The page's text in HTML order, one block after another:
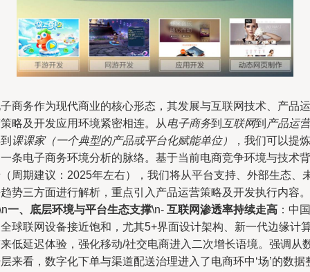
商务作为现代商业的核心形态，其发展与互联网技术、产品运
略及开发应用环境紧密相连。从电子商务到 互联网到 产品运营
课课家（一个典型的产品或平台化赋能单位）
，我们可以提炼
条电子商务环境分析的脉络。基于当前电商竞争环境与技术背
周期建议：2025年左右），我们将从平台支持、外部生态、
势三方面进行解析，重点引入产品运营策略及开发执行内容。
一、底层环境与平台生态支撑\n- 互联网渗透率持续走高 ：中国
球联网设备接近饱和，尤其5+界面设计架构、新一代边缘计
低延迟体验，强化移动/社交电商进入二次增长语境。强调从
来看，数字化下单与渠道配送治理进入了电商环中‘场’的数据